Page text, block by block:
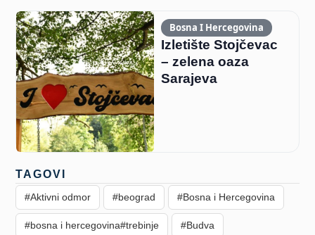
Bosna I Hercegovina
Izletište Stojčevac
– zelena oaza
Sarajeva
TAGOVI
#Aktivni odmor #beograd #Bosna i Hercegovina
#bosna i hercegovina#trebinje #Budva